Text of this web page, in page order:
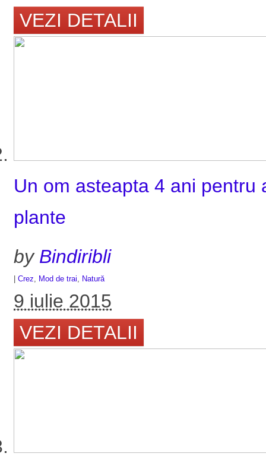
VEZI DETALII
Un om asteapta 4 ani
plante
by Bindiribli
Crez Mod de trai Natură
9 iulie 2015
VEZI DETALII